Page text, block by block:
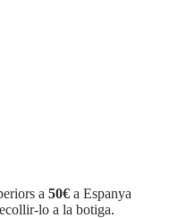
a 50€ a Espanya
lo a la botiga.